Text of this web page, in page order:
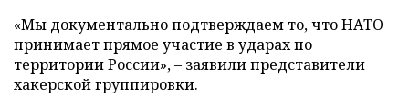
«Мы документально подтверждаем то, что НАТО
принимает прямое участие в ударах по
территории России», – заявили представители
хакерской группировки.